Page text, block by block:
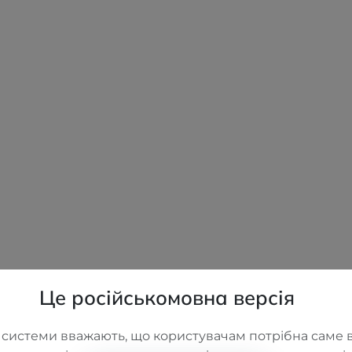
Це російськомовна версія
системи вважають, що користувачам потрібна саме